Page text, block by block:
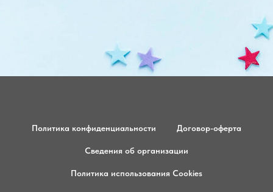
Политика конфиденциальности Договор-оферта
Сведения об организации
Политика использования Cookies